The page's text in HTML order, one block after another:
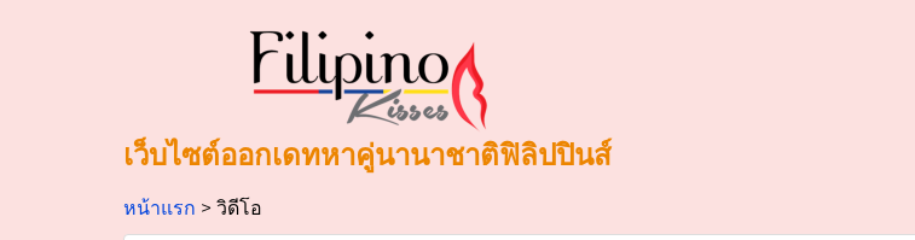
เว็บไซต์ออกเดทหาคู่นานาชาติฟิลิปปินส์
หน้าแรก วิดีโอ